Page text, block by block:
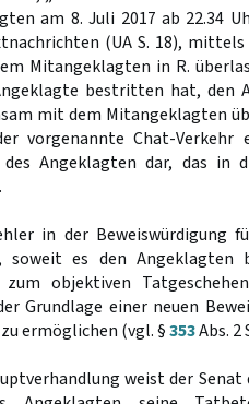
am 8. Juli 2017 ab 22.34
(UA S. 18),
Mitangeklagten in R.
bestritten hat, den
mit dem Mitangeklagten
vorgenannte Chat-
Angeklagten dar, das in
in der Beweiswürdigung
soweit es den
zum objektiven
Grundlage einer neuen
ermöglichen (vgl. §353Abs. 2
weist der